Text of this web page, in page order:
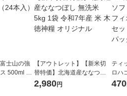
士山の強
500ml 1
【アウトレット】【新米切
替特価】北海道産ななつぼ
し 無洗米 5kg 1袋 令和7年産
米 木徳神糧 オリジナル
2,980円
ティ
ロハ
ック
470